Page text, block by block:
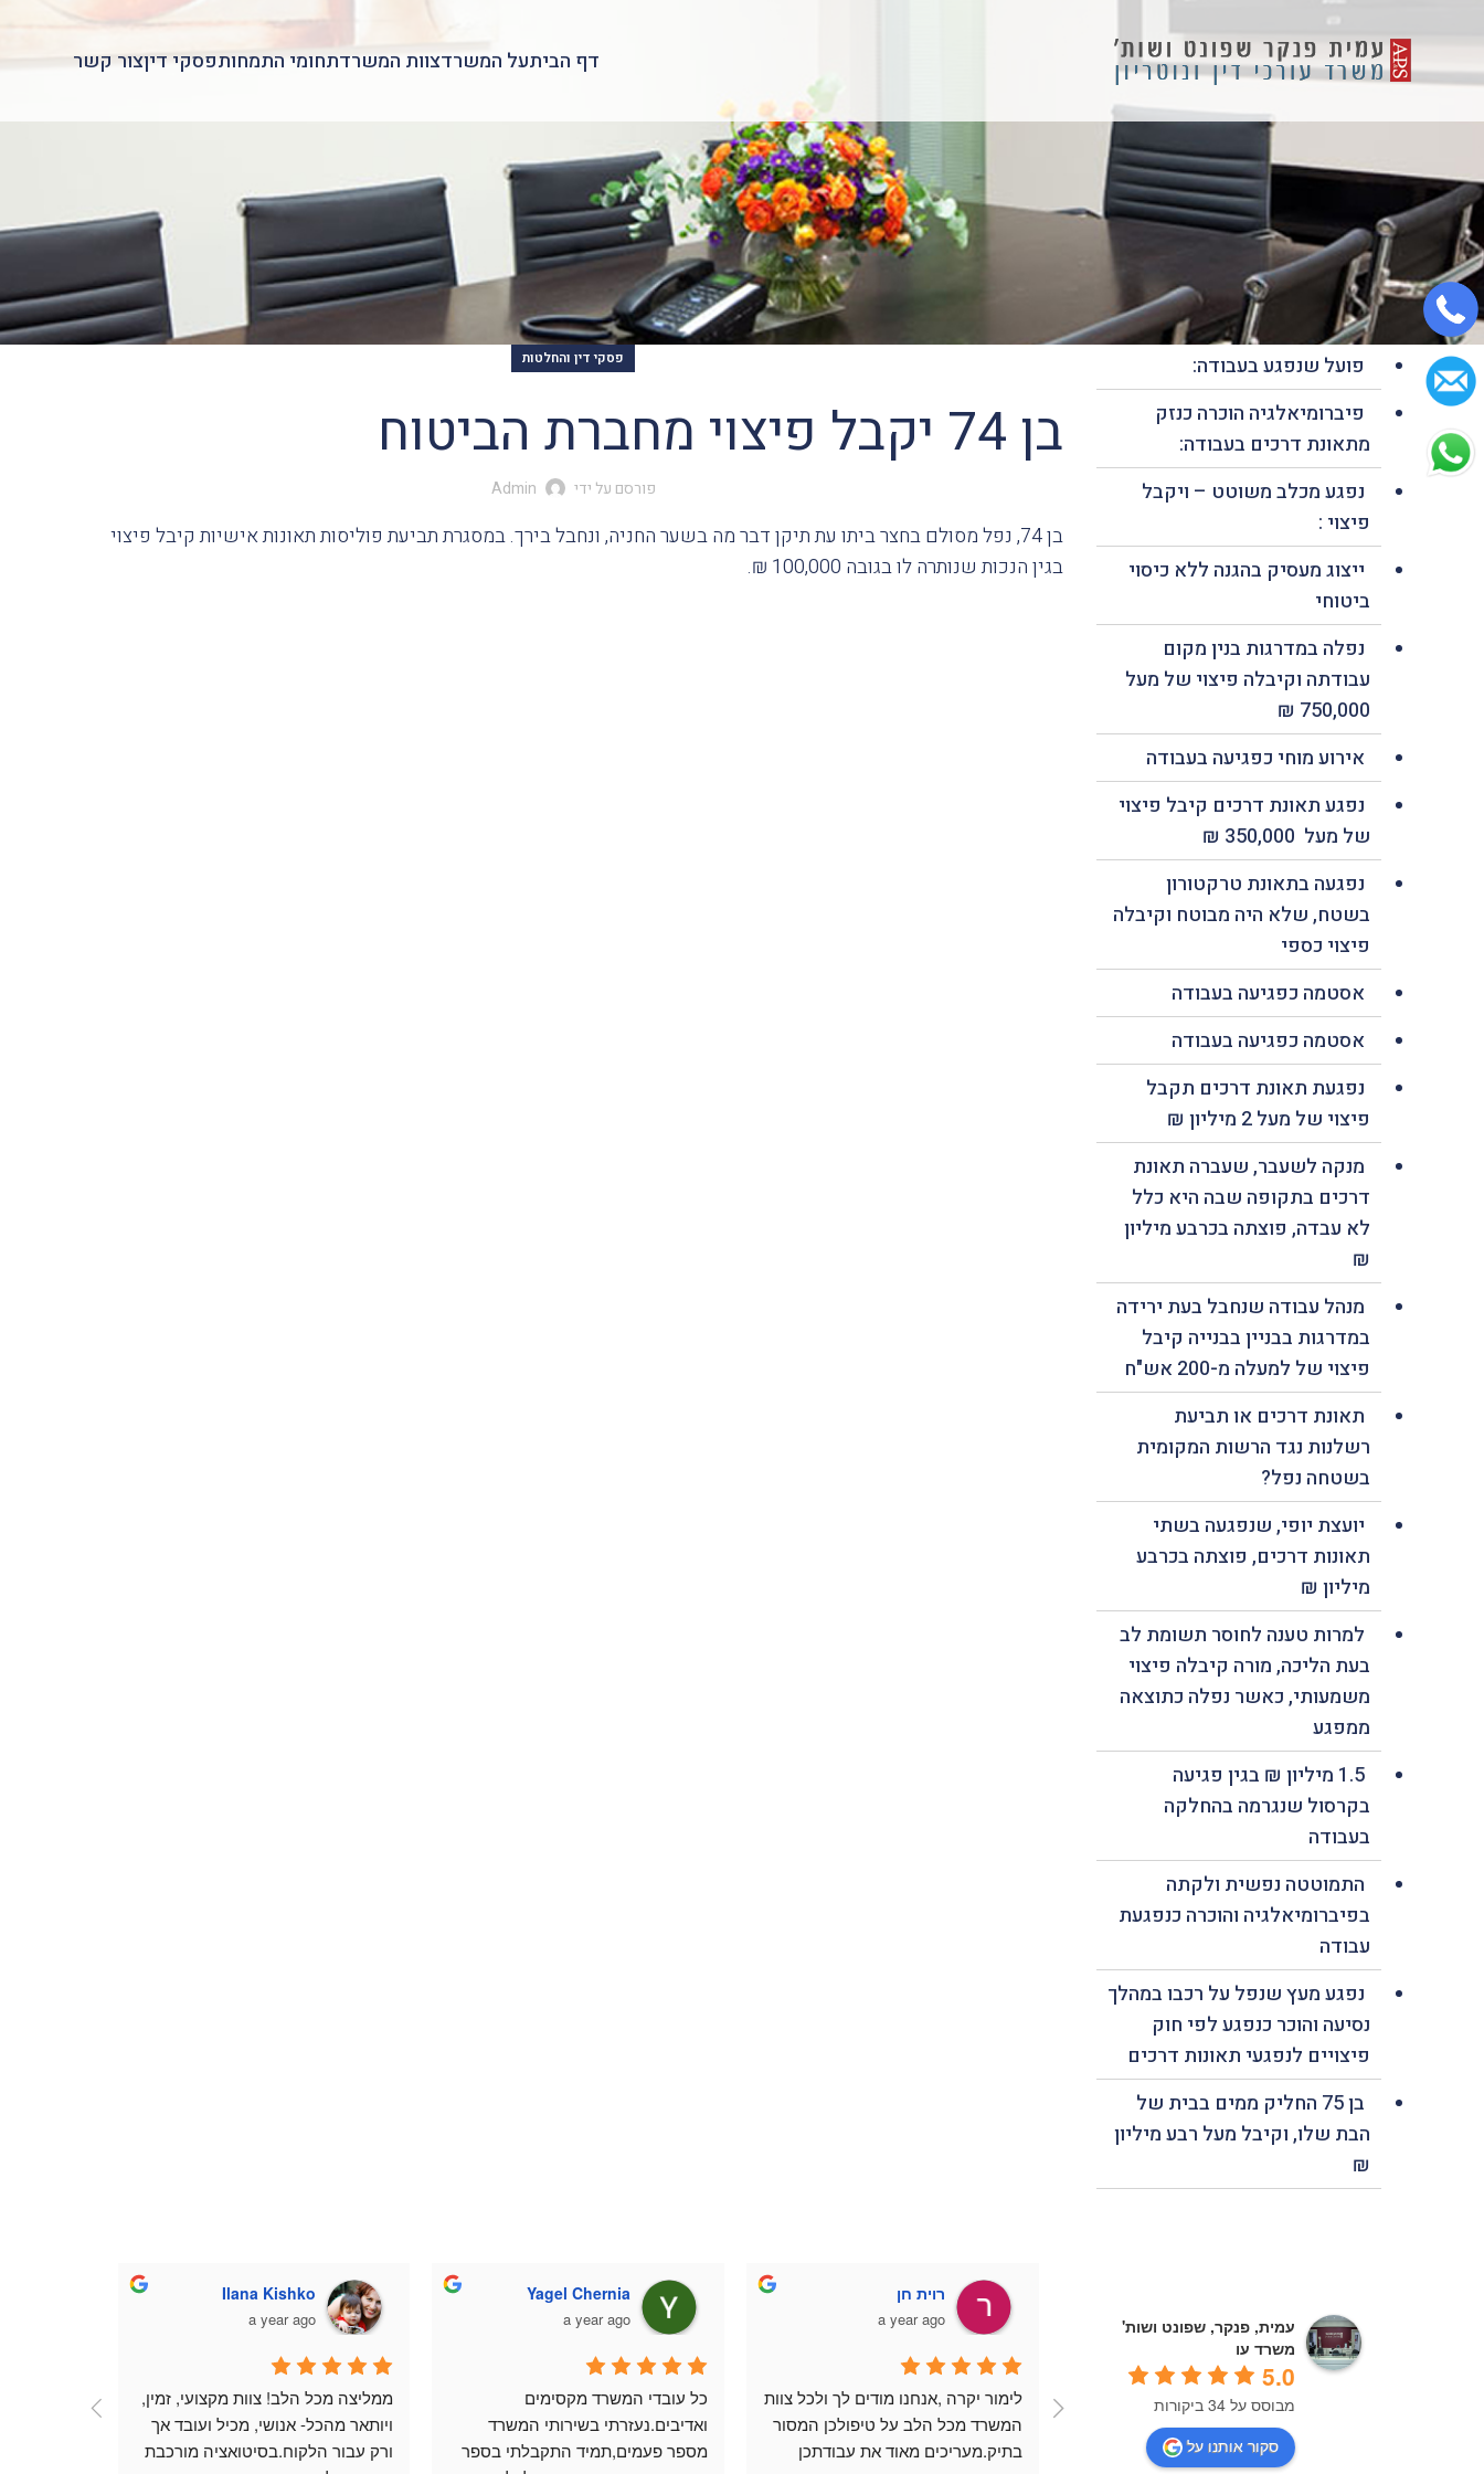
דף הביתעל המשרדצוות המשרדתחומי התמחותפסקי דיןצור קשר
פסקי דין והחלטות
בן 74 יקבל פיצוי מחברת הביטוח
פורסם על ידי Admin
בן 74, נפל מסולם בחצר ביתו עת תיקן דבר מה בשער החניה, ונחבל בירך. במסגרת תביעת פוליסות תאונות אישיות קיבל פיצוי
בגין הנכות שנותרה לו בגובה 100,000 ₪.
פועל שנפגע בעבודה:
פיברומיאלגיה הוכרה כנזק
מתאונת דרכים בעבודה:
נפגע מכלב משוטט – ויקבל
פיצוי :
ייצוג מעסיק בהגנה ללא כיסוי
ביטוחי
נפלה במדרגות בנין מקום
עבודתה וקיבלה פיצוי של מעל
750,000 ₪
אירוע מוחי כפגיעה בעבודה
נפגע תאונת דרכים קיבל פיצוי
של מעל 350,000 ₪
נפגעה בתאונת טרקטורון
בשטח, שלא היה מבוטח וקיבלה
פיצוי כספי
אסטמה כפגיעה בעבודה
אסטמה כפגיעה בעבודה
נפגעת תאונת דרכים תקבל
פיצוי של מעל 2 מיליון ₪
מנקה לשעבר, שעברה תאונת
דרכים בתקופה שבה היא כלל
לא עבדה, פוצתה בכרבע מיליון
₪
מנהל עבודה שנחבל בעת ירידה
במדרגות בבניין בבנייה קיבל
פיצוי של למעלה מ-200 אש"ח
תאונת דרכים או תביעת
רשלנות נגד הרשות המקומית
בשטחה נפל?
יועצת יופי, שנפגעה בשתי
תאונות דרכים, פוצתה בכרבע
מיליון ₪
למרות טענה לחוסר תשומת לב
בעת הליכה, מורה קיבלה פיצוי
משמעותי, כאשר נפלה כתוצאה
ממפגע
1.5 מיליון ₪ בגין פגיעה
בקרסול שנגרמה בהחלקה
בעבודה
התמוטטה נפשית ולקתה
בפיברומיאלגיה והוכרה כנפגעת
עבודה
נפגע מעץ שנפל על רכבו במהלך
נסיעה והוכר כנפגע לפי חוק
פיצויים לנפגעי תאונות דרכים
בן 75 החליק ממים בבית של
הבת שלו, וקיבל מעל רבע מיליון
₪
עמית, פנקר, שפונט ושות'
משרד עו
5.0
מבוסס על 34 ביקורות
סקור אותנו על
a year ago
רוית חן
a year ago
Yagel Chernia
a year ago
ואדיבים.נעזרתי בשירותי המשרד
מספר פעמים,תמיד התקבלתי בספר
Ilana Kishko
a year ago
ויותאר מהכל- אנושי, מכיל ועובד אך
ורק עבור הלקוח.בסיטואציה מורכבת